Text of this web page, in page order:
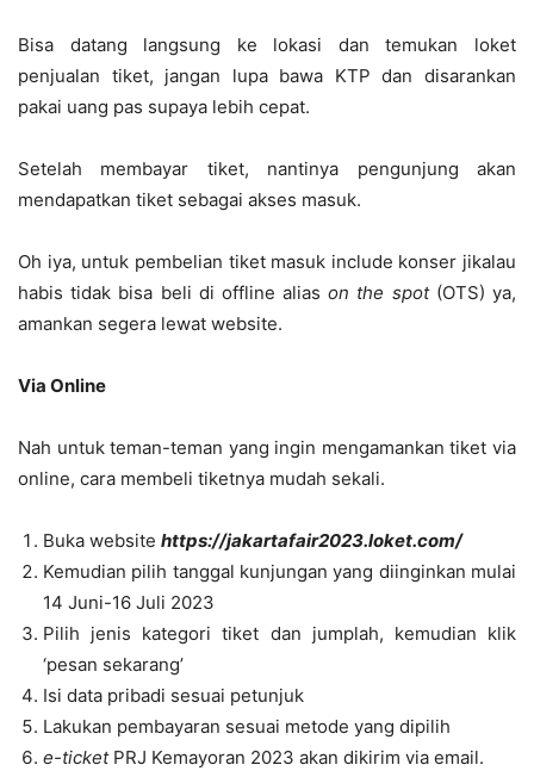
Bisa datang langsung ke lokasi dan temukan loket
penjualan tiket, jangan lupa bawa KTP dan disarankan
pakai uang pas supaya lebih cepat.
Setelah membayar tiket, nantinya pengunjung akan
mendapatkan tiket sebagai akses masuk.
Oh iya, untuk pembelian tiket masuk include konser jikalau
habis tidak bisa beli di offline aliason the spot(OTS) ya,
amankan segera lewat website.
Via Online
Nah untuk teman-teman yang ingin mengamankan tiket via
online, cara membeli tiketnya mudah sekali.
Buka website https://jakartafair2023.loket.com/
Kemudian pilih tanggal kunjungan yang diinginkan mulai
14 Juni-16 Juli 2023
Pilih jenis kategori tiket dan jumplah, kemudian klik
‘pesan sekarang’
Isi data pribadi sesuai petunjuk
Lakukan pembayaran sesuai metode yang dipilih
e-ticketPRJ Kemayoran 2023 akan dikirim via email.